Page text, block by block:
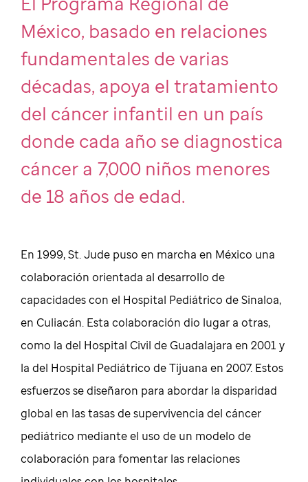
México, basado en relaciones
fundamentales de varias
décadas, apoya el tratamiento
del cáncer infantil en un país
donde cada año se diagnostica
cáncer a 7,000 niños menores
de 18 años de edad.
En 1999, St. Jude puso en marcha en México una
colaboración orientada al desarrollo de
capacidades con el Hospital Pediátrico de Sinaloa,
en Culiacán. Esta colaboración dio lugar a otras,
como la del Hospital Civil de Guadalajara en 2001 y
la del Hospital Pediátrico de Tijuana en 2007. Estos
esfuerzos se diseñaron para abordar la disparidad
global en las tasas de supervivencia del cáncer
pediátrico mediante el uso de un modelo de
colaboración para fomentar las relaciones